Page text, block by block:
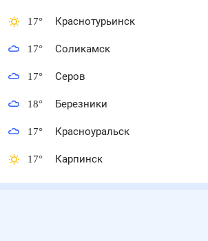
17° Краснотурьинск
17° Соликамск
17° Серов
18° Березники
17° Красноуральск
17° Карпинск